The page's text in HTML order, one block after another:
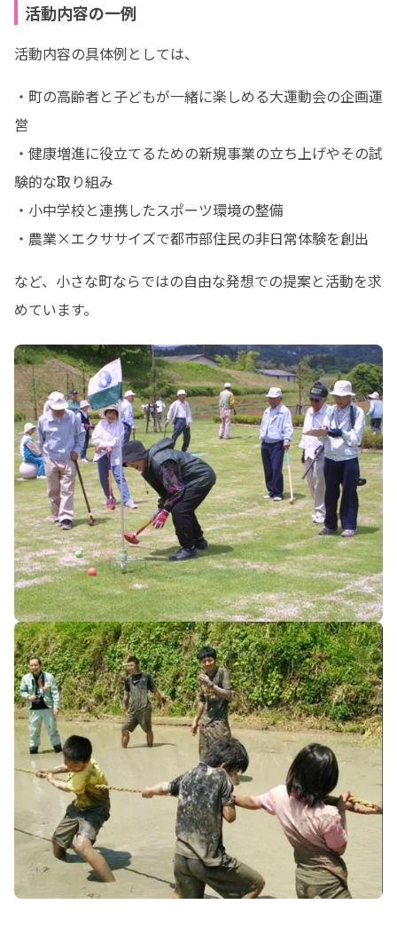
活動内容の一例
活動内容の具体例としては、
・町の高齢者と子どもが一緒に楽しめる大運動会の企画運
営
・健康増進に役立てるための新規事業の立ち上げやその試
験的な取り組み
・小中学校と連携したスポーツ環境の整備
・農業×エクササイズで都市部住民の非日常体験を創出
など、小さな町ならではの自由な発想での提案と活動を求
めています。